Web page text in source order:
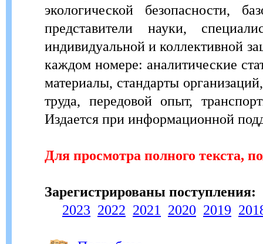
экологической безопасности,
представители науки,
индивидуальной и коллективной
каждом номере: аналитические
материалы, стандарты
труда, передовой опыт,
Издается при информационной
Для просмотра полного текста,
Зарегистрированы поступления:
2023 2022 2021 2020 2019